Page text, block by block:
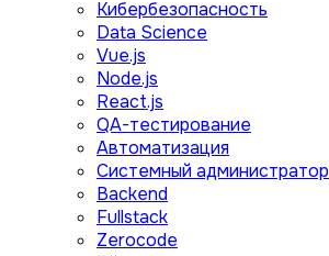
Кибербезопасность
Data Science
Vue.js
Node.js
React.js
QA-тестирование
Автоматизация
Системный администратор
Backend
Fullstack
Zerocode